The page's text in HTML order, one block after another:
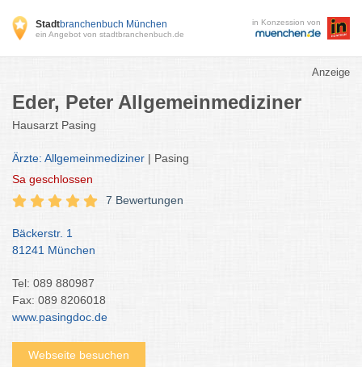
Stadtbranchenbuch München
ein Angebot von stadtbranchenbuch.de
in Konzession von
Anzeige
Eder, Peter Allgemeinmediziner
Hausarzt Pasing
Ärzte: Allgemeinmediziner | Pasing
Sa geschlossen
7 Bewertungen
Bäckerstr. 1
81241 München
Tel: 089 880987
Fax: 089 8206018
www.pasingdoc.de
Webseite besuchen